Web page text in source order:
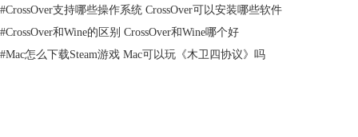
#CrossOver支持哪些操作系统 CrossOver可以安装哪些软件
#CrossOver和Wine的区别 CrossOver和Wine哪个好
#Mac怎么下载Steam游戏 Mac可以玩《木卫四协议》吗